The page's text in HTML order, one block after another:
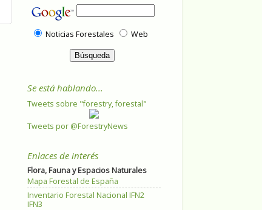
Noticias Forestales Web
Se está hablando...
Tweets sobre "forestry, forestal"
Tweets por @ForestryNews
Enlaces de interés
Flora, Fauna y Espacios Naturales
Mapa Forestal de España
Inventario Forestal Nacional IFN2
IFN3